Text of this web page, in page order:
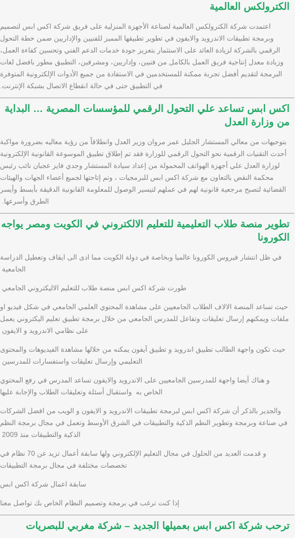
الكترولكس العالمية
اعتمدت شركة الكترولكس العالمية لصناعة الأجهزة المنزلية على فريق شركة اكس ابس لتصميم
وبرمجة تطبيقات الاندرويد والايفون في تطوير تطبيقها المميز للفنيين والإداريين ضمن خطة التحول
الرقمي بالشركة لزيادة العائد على الاستثمار بتعزيز جودة خدمات الدعم الفني وتحسين كفاءة العمل،
وزيادة معدل إنتاجية فريق العمل بالكامل من فنيين، وإداريين، ومشرفين، التطبيق مطور بافضل لغات
البرمجة لتقديم أفضل تجربة ممكنة للمستخدمين في الاستفادة من جميع الأدوات الإلكترونية المتوفرة
في التطبيق حتى في حالة انقطاع الاتصال بشبكة الإنترنت.
اكس ابس تساعد علي التحول الرقمي للمؤسسات المصرية … البداية
من وزارة العدل
بتوجيهات من معالي المستشار الجليل عمر مروان وزير العدل وانطلاقاً من رؤية معاليه بضرورة مواكبة
أحدث التقنيات الرقمية نحو التحول الرقمي للوزارة فقد تم إطلاق تطبيق الموسوعة القانونية الإلكترونية
لوزارة العدل علي أجهزة الهواتف المحمولة من إعداد سيادة المستشار وجدي فايز عجبان نائب رئيس
محكمة النقض بالتعاون مع شركة اكس ابس للبرمجيات ، وتم إتاحتها لجميع أعضاء الجهات والهيئات
القضائية لتصبح مرجعية قانونية لهم في عملهم لتيسير الوصول للمعلومة القانونية الدقيقة بأبسط وأيسر
الطرق وأسرعها.
تطوير منصة طلاب التعليمية للتعليم الالكتروني في الكويت ومصر يواجه
الكورونا
في ظل انتشار فيروس الكورونا عالميا وبخاصة في دولة الكويت مما ادى الى ايقاف وتعطيل الدراسة
الجامعية
طورت شركة اكس ابس منصة طلاب للتعليم الاليكتروني الجامعي
حيث تساعد المنصة الالاف الطلاب الجامعيين على مشاهدة المحتوي العلمي الجامعي في شكل فيديو او
ملفات ويمكنهم إرسال تعليقات وتفاعل للمدرس الجامعي من خلال برمجة تطبيق تعليم اليكتروني يعمل
على نظامي الاندرويد و الايفون
حيث تكون واجهة الطالب تطبيق اندرويد و تطبيق آيفون يمكنه من خلالها مشاهدة الفيديوهات والمحتوى
التعليمي وإرسال تعليقات واستفسارات للمدرسين
و هناك أيضا واجهة للمدرسين الجامعيين على الاندرويد والايفون تساعد المدرس في رفع المحتوي
الخاص به واستقبال أسئلة وتعليقات الطلاب والإجابة عليها
والجدير بالذكر أن شركة اكس ابس لبرمجة تطبيقات الاندرويد و الايفون و الويب من افضل الشركات
في صناعة وبرمجة وتطوير النظم الذكية والتطبيقات في الشرق الأوسط وتعمل في مجال برمجة النظم
الذكية والتطبيقات منذ 2009
و قدمت العديد من الحلول في مجال التعليم الإلكتروني ولها سابقة أعمال تزيد عن 70 نظام في
تخصصات مختلفة في مجال برمجة التطبيقات
سابقة اعمال شركة اكس ابس
إذا كنت ترغب في برمجة وتصميم النظام الخاص بك تواصل معنا
ترحب شركة اكس ابس بعميلها الجديد – شركة مغربي للبصريات